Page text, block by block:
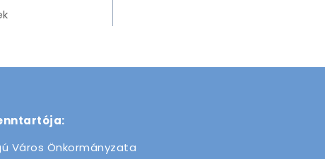
Város Önkormányzata